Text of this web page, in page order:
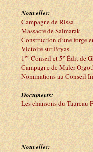
Nouvelles:
Campagne de Rissa
Massacre de Salmarak
Construction d'une forge
Victoire sur Bryas
1erConseil et 5eÉdit de
Campagne de Maler
Nominations au Conseil
Documents:
Les chansons du Taureau
Nouvelles: